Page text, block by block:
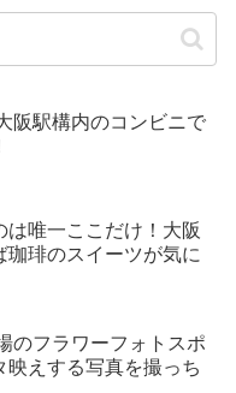
阪駅構内のコンビニで
は唯一ここだけ！大阪
珈琲のスイーツが気に
のフラワーフォトスポ
映えする写真を撮っち